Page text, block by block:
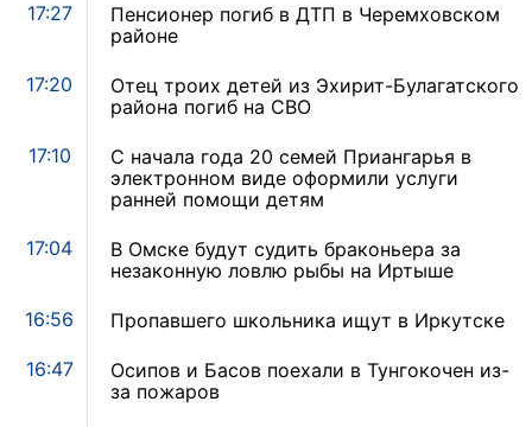
17:27
Пенсионер погиб в ДТП в Черемховском
районе
17:20
Отец троих детей из Эхирит-Булагатского
района погиб на СВО
17:10
С начала года 20 семей Приангарья в
электронном виде оформили услуги
ранней помощи детям
17:04
В Омске будут судить браконьера за
незаконную ловлю рыбы на Иртыше
16:56 Пропавшего школьника ищут в Иркутске
16:47
Осипов и Басов поехали в Тунгокочен из-
за пожаров